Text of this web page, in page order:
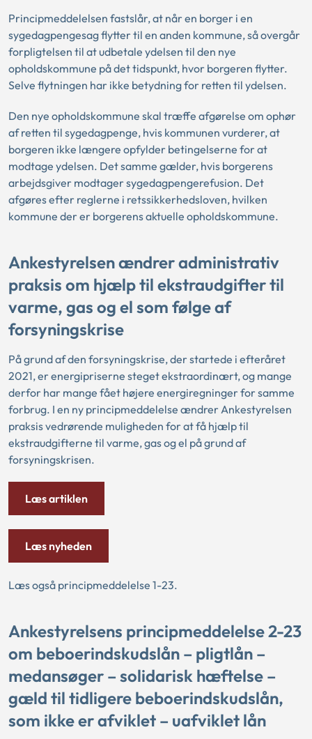
Principmeddelelsen fastslår, at når en borger i en
sygedagpengesag flytter til en anden kommune, så overgår
forpligtelsen til at udbetale ydelsen til den nye
opholdskommune på det tidspunkt, hvor borgeren flytter.
Selve flytningen har ikke betydning for retten til ydelsen.
Den nye opholdskommune skal træffe afgørelse om ophør
af retten til sygedagpenge, hvis kommunen vurderer, at
borgeren ikke længere opfylder betingelserne for at
modtage ydelsen. Det samme gælder, hvis borgerens
arbejdsgiver modtager sygedagpengerefusion. Det
afgøres efter reglerne i retssikkerhedsloven, hvilken
kommune der er borgerens aktuelle opholdskommune.
Ankestyrelsen ændrer administrativ
praksis om hjælp til ekstraudgifter til
varme, gas og el som følge af
forsyningskrise
På grund af den forsyningskrise, der startede i efteråret
2021, er energipriserne steget ekstraordinært, og mange
derfor har mange fået højere energiregninger for samme
forbrug. I en ny principmeddelelse ændrer Ankestyrelsen
praksis vedrørende muligheden for at få hjælp til
ekstraudgifterne til varme, gas og el på grund af
forsyningskrisen.
Læs artiklen
Læs nyheden
Læs også principmeddelelse 1-23.
Ankestyrelsens principmeddelelse 2-23
om beboerindskudslån – pligtlån –
medansøger – solidarisk hæftelse –
gæld til tidligere beboerindskudslån,
som ikke er afviklet – uafviklet lån